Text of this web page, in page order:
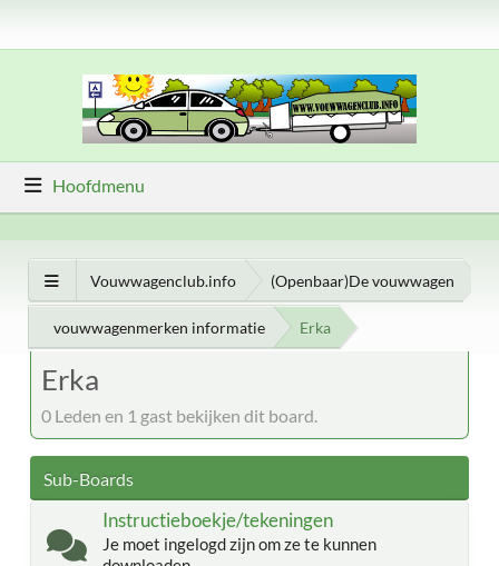
Hoofdmenu
Vouwwagenclub.info (Openbaar)De vouwwagen
vouwwagenmerken informatie Erka
Erka
0 Leden en 1 gast bekijken dit board.
Sub-Boards
Instructieboekje/tekeningen
Je moet ingelogd zijn om ze te kunnen